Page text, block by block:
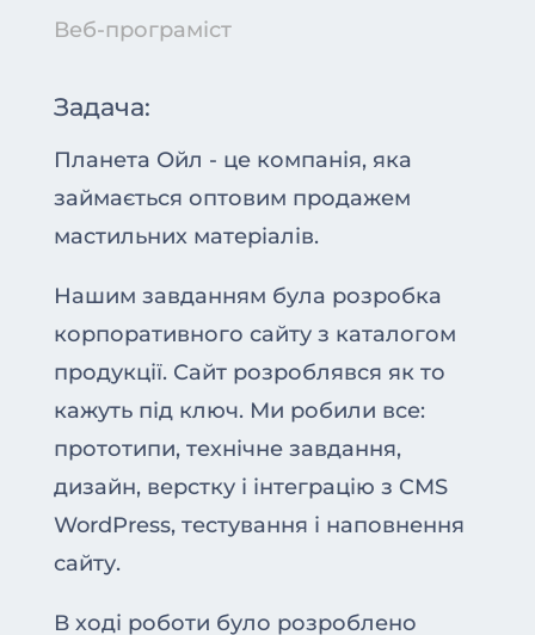
Веб-програміст
Задача:
Планета Ойл - це компанія, яка
займається оптовим продажем
мастильних матеріалів.
Нашим завданням була розробка
корпоративного сайту з каталогом
продукції. Сайт розроблявся як то
кажуть під ключ. Ми робили все:
прототипи, технічне завдання,
дизайн, верстку і інтеграцію з CMS
WordPress, тестування і наповнення
сайту.
В ході роботи було розроблено